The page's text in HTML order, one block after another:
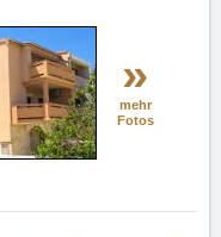
»
mehr
Fotos